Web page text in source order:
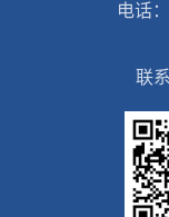
电话
联